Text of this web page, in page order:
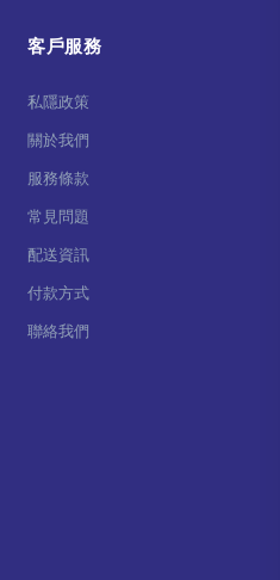
客戶服務
私隱政策
關於我們
服務條款
常見問題
配送資訊
付款方式
聯絡我們